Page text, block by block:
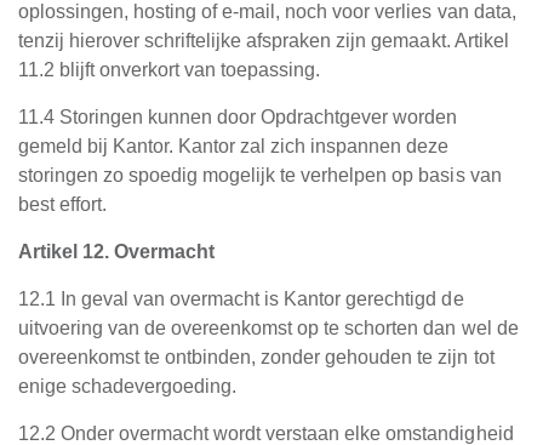
oplossingen, hosting of e-mail, noch voor verlies van data,
tenzij hierover schriftelijke afspraken zijn gemaakt. Artikel
11.2 blijft onverkort van toepassing.
11.4 Storingen kunnen door Opdrachtgever worden
gemeld bij Kantor. Kantor zal zich inspannen deze
storingen zo spoedig mogelijk te verhelpen op basis van
best effort.
Artikel 12. Overmacht
12.1 In geval van overmacht is Kantor gerechtigd de
uitvoering van de overeenkomst op te schorten dan wel de
overeenkomst te ontbinden, zonder gehouden te zijn tot
enige schadevergoeding.
12.2 Onder overmacht wordt verstaan elke omstandigheid